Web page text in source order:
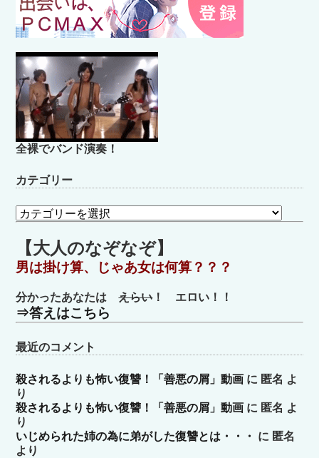
全裸でバンド演奏！
カテゴリー
カ
テ
ゴ
リ
ー
【大人のなぞなぞ】
男は掛け算、じゃあ女は何算？？？
分かったあなたはえらい！ エロい！！
⇒答えはこちら
最近のコメント
殺されるよりも怖い復讐！「善悪の屑」動画 に 匿名 よ
り
殺されるよりも怖い復讐！「善悪の屑」動画 に 匿名 よ
り
いじめられた姉の為に弟がした復讐とは・・・
に 匿名
より